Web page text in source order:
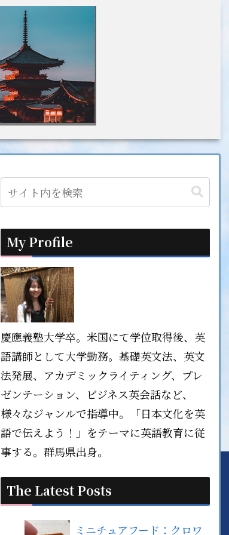
My Profile
慶應義塾大学卒。米国にて学位取得後、英
語講師として大学勤務。基礎英文法、英文
法発展、アカデミックライティング、プレ
ゼンテーション、ビジネス英会話など、
様々なジャンルで指導中。「日本文化を英
語で伝えよう！」をテーマに英語教育に従
事する。群馬県出身。
The Latest Posts
ミニチュアフード：クロワ